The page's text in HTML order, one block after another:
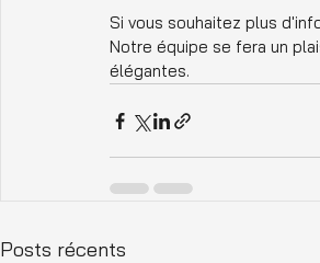
Si vous souhaitez plus
Notre équipe se fera un
élégantes.
Posts récents